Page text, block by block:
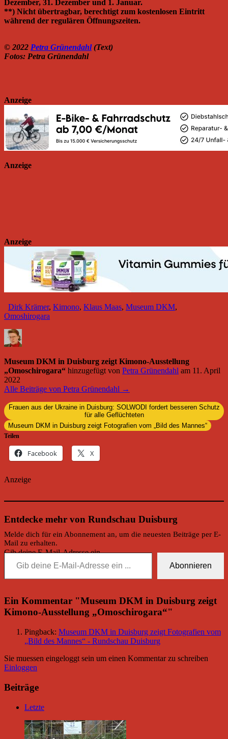
Dezember, 31. Dezember und 1. Januar.
**) Nicht übertragbar, berechtigt zum kostenlosen Eintritt
während der regulären Öffnungszeiten.
© 2022 Petra Grünendahl(Text)
Fotos: Petra Grünendahl
Anzeige
Anzeige
Anzeige
Dirk Krämer, Kimono, Klaus Maas, Museum DKM,
Omoshirogara
Museum DKM in Duisburg zeigt Kimono-Ausstellung
„Omoschirogara“ hinzugefügt von Petra Grünendahl am 11. April
2022
Alle Beiträge von Petra Grünendahl →
Frauen aus der Ukraine in Duisburg: SOLWODI fordert besseren Schutz
für alle Geflüchteten
Museum DKM in Duisburg zeigt Fotografien vom „Bild des Mannes“
Teilen
Facebook X
Anzeige
Entdecke mehr von Rundschau Duisburg
Melde dich für ein Abonnement an, um die neuesten Beiträge per E-
Mail zu erhalten.
Gib deine E-Mail-Adresse ein ...
Abonnieren
Ein Kommentar "Museum DKM in Duisburg zeigt
Kimono-Ausstellung „Omoschirogara“"
Pingback: Museum DKM in Duisburg zeigt Fotografien vom
„Bild des Mannes“ - Rundschau Duisburg
Sie muessen eingeloggt sein um einen Kommentar zu schreiben
Einloggen
Beiträge
Letzte